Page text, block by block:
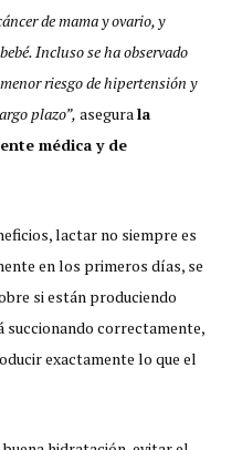
de mama y ovario, y
Incluso se ha observado
riesgo de hipertensión y
plazo”, asegurala
médica y de
lactar no siempre es
en los primeros días, se
si están produciendo
succionando correctamente,
exactamente lo que el